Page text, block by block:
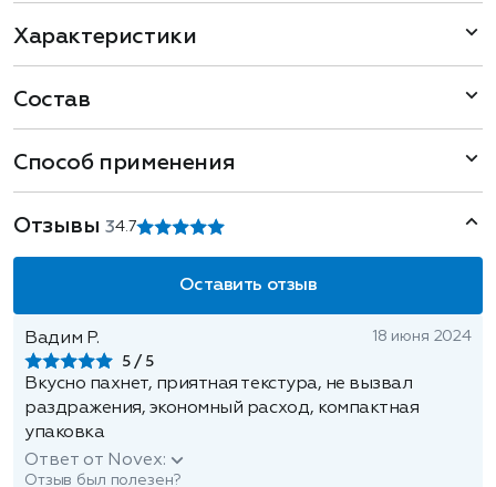
Характеристики
Состав
Способ применения
Отзывы34.7
Оставить отзыв
Вадим Р.
5
18 июня 2024
Вкусно пахнет, приятная текстура, не вызвал
раздражения, экономный расход, компактная
упаковка
Ответ от Novex:
Отзыв был полезен?